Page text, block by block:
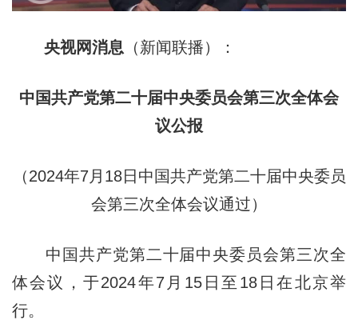
央视网消息 （新闻联播）：
中国共产党第二十届中央委员会第三次全体会
议公报
（2024年7月18日中国共产党第二十届中央委员
会第三次全体会议通过）
中国共产党第二十届中央委员会第三次全
体会议，于2024年7月15日至18日在北京举
行。